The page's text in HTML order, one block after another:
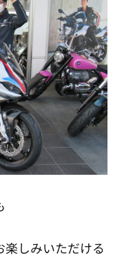
しみいただける